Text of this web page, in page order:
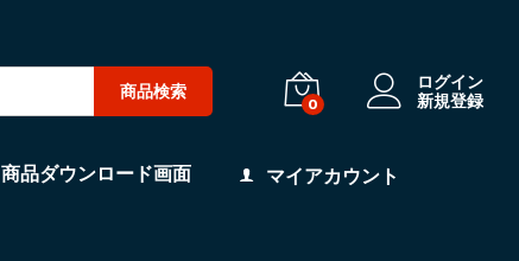
商品検索
0
ログイン
新規登録
商品ダウンロード画面 マイアカウント